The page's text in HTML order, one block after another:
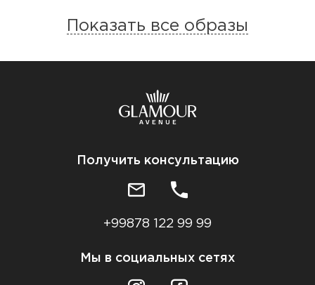
Показать все образы
Получить консультацию
+99878 122 99 99
Мы в социальных сетях